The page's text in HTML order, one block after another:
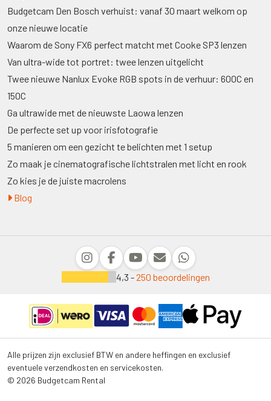
Budgetcam Den Bosch verhuist: vanaf 30 maart welkom op
onze nieuwe locatie
Waarom de Sony FX6 perfect matcht met Cooke SP3 lenzen
Van ultra-wide tot portret: twee lenzen uitgelicht
Twee nieuwe Nanlux Evoke RGB spots in de verhuur: 600C en
150C
Ga ultrawide met de nieuwste Laowa lenzen
De perfecte set up voor irisfotografie
5 manieren om een gezicht te belichten met 1 setup
Zo maak je cinematografische lichtstralen met licht en rook
Zo kies je de juiste macrolens
Blog
4,3 -250 beoordelingen
Alle prijzen zijn exclusief BTW en andere heffingen en exclusief
eventuele verzendkosten en servicekosten.
© 2026 Budgetcam Rental